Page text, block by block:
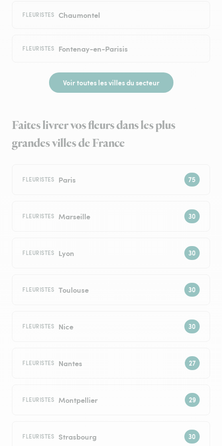
FLEURISTES Chaumontel
FLEURISTES Fontenay-en-Parisis
Voir toutes les villes du secteur
Faites livrer vos fleurs dans les plus
grandes villes de France
FLEURISTES Paris
FLEURISTES Marseille
FLEURISTES Lyon
FLEURISTES Toulouse
FLEURISTES Nice
FLEURISTES Nantes
FLEURISTES Montpellier
FLEURISTES Strasbourg